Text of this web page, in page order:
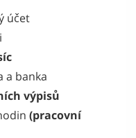
účet
a banka
výpisů
(pracovní